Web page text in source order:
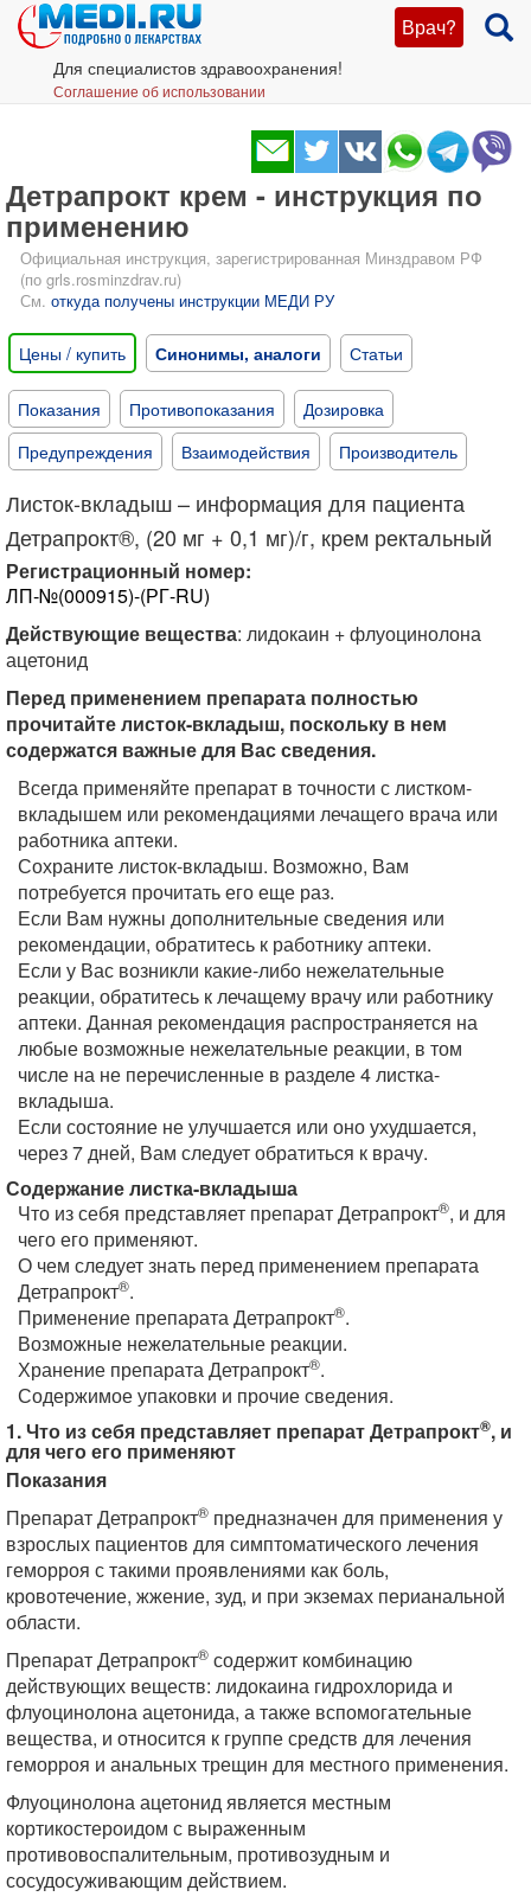
Врач?
Для специалистов здравоохранения!
Соглашение об использовании
Детрапрокт крем - инструкция по
применению
Официальная инструкция, зарегистрированная Минздравом РФ
(по grls.rosminzdrav.ru)
См. откуда получены инструкции МЕДИ РУ
Цены / купить Синонимы, аналоги Статьи
Показания Противопоказания
Дозировка
Предупреждения
Взаимодействия Производитель
Листок-вкладыш – информация для пациента
Детрапрокт®, (20 мг + 0,1 мг)/г, крем ректальный
Регистрационный номер:
ЛП-№(000915)-(РГ-RU)
Действующие вещества: лидокаин + флуоцинолона
ацетонид
Перед применением препарата полностью
прочитайте листок-вкладыш, поскольку в нем
содержатся важные для Вас сведения.
Всегда применяйте препарат в точности с листком-
вкладышем или рекомендациями лечащего врача или
работника аптеки.
Сохраните листок-вкладыш. Возможно, Вам
потребуется прочитать его еще раз.
Если Вам нужны дополнительные сведения или
рекомендации, обратитесь к работнику аптеки.
Если у Вас возникли какие-либо нежелательные
реакции, обратитесь к лечащему врачу или работнику
аптеки. Данная рекомендация распространяется на
любые возможные нежелательные реакции, в том
числе на не перечисленные в разделе 4 листка-
вкладыша.
Если состояние не улучшается или оно ухудшается,
через 7 дней, Вам следует обратиться к врачу.
Содержание листка-вкладыша
Что из себя представляет препарат Детрапрокт®, и для
чего его применяют.
О чем следует знать перед применением препарата
Детрапрокт®.
Применение препарата Детрапрокт®.
Возможные нежелательные реакции.
Хранение препарата Детрапрокт®.
Содержимое упаковки и прочие сведения.
1. Что из себя представляет препарат Детрапрокт®, и
для чего его применяют
Показания
Препарат Детрапрокт® предназначен для применения у
взрослых пациентов для симптоматического лечения
геморроя с такими проявлениями как боль,
кровотечение, жжение, зуд, и при экземах перианальной
области.
Препарат Детрапрокт® содержит комбинацию
действующих веществ: лидокаина гидрохлорида и
флуоцинолона ацетонида, а также вспомогательные
вещества, и относится к группе средств для лечения
геморроя и анальных трещин для местного применения.
Флуоцинолона ацетонид является местным
кортикостероидом с выраженным
противовоспалительным, противозудным и
сосудосуживающим действием.